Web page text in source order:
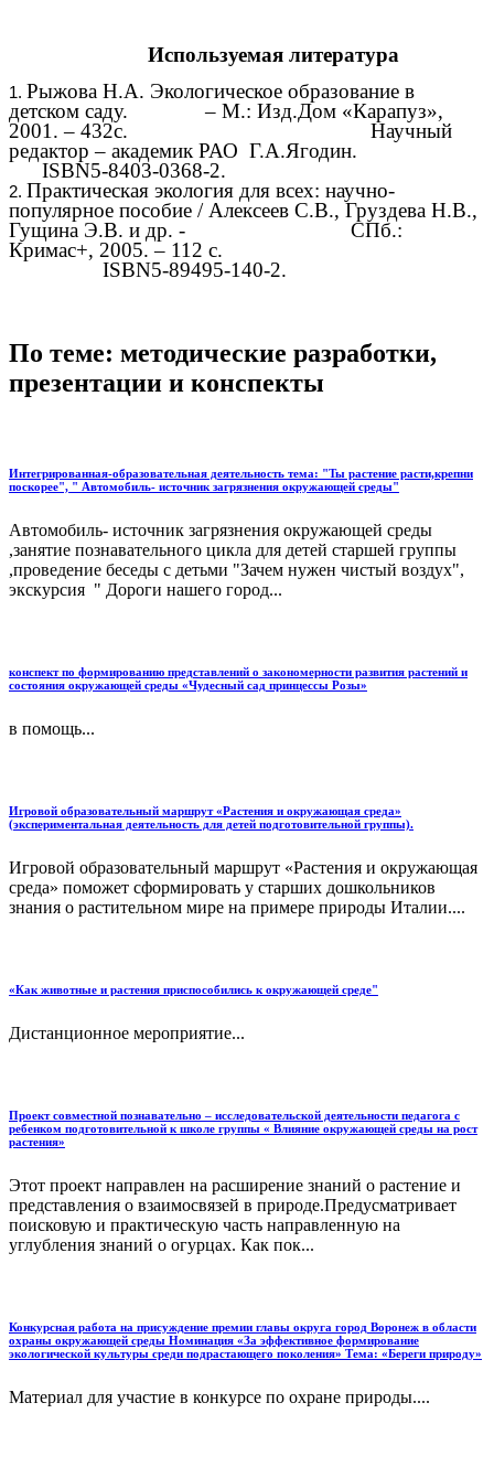
Используемая литература
Рыжова Н.А. Экологическое образование в
детском саду. – М.: Изд.Дом «Карапуз»,
2001. – 432с. Научный
редактор – академик РАО Г.А.Ягодин.
ISBN5-8403-0368-2.
Практическая экология для всех: научно-
популярное пособие /Алексеев С.В., Груздева Н.В.,
Гущина Э.В. и др. - СПб.:
Кримас+, 2005. – 112 с.
ISBN5-89495-140-2.
По теме: методические разработки,
презентации и конспекты
Интегрированная-образовательная деятельность тема: "Ты растение расти,крепни
поскорее", " Автомобиль- источник загрязнения окружающей среды"
Автомобиль- источник загрязнения окружающей среды
,занятие познавательного цикла для детей старшей группы
,проведение беседы с детьми "Зачем нужен чистый воздух",
экскурсия " Дороги нашего город...
конспект по формированию представлений о закономерности развития растений и
состояния окружающей среды «Чудесный сад принцессы Розы»
в помощь...
Игровой образовательный маршрут «Растения и окружающая среда»
(экспериментальная деятельность для детей подготовительной группы).
Игровой образовательный маршрут «Растения и окружающая
среда» поможет сформировать у старших дошкольников
знания о растительном мире на примере природы Италии....
«Как животные и растения приспособились к окружающей среде"
Дистанционное мероприятие...
Проект совместной познавательно – исследовательской деятельности педагога с
ребенком подготовительной к школе группы « Влияние окружающей среды на рост
растения»
Этот проект направлен на расширение знаний о растение и
представления о взаимосвязей в природе.Предусматривает
поисковую и практическую часть направленную на
углубления знаний о огурцах. Как пок...
Конкурсная работа на присуждение премии главы округа город Воронеж в области
охраны окружающей среды Номинация «За эффективное формирование
экологической культуры среди подрастающего поколения» Тема: «Береги природу»
Материал для участие в конкурсе по охране природы....